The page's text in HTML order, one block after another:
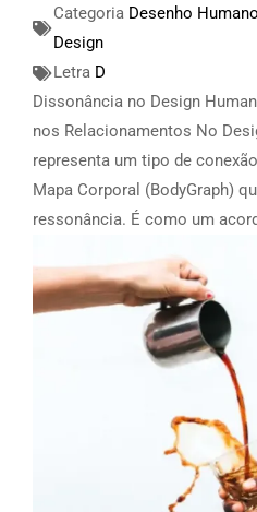
Categoria Desenho Humano
Design
Letra D
Dissonância no Design
nos Relacionamentos No
representa um tipo de
Mapa Corporal (BodyGraph)
ressonância. É como um